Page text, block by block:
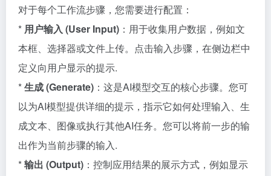
对于每个工作流步骤，您需要进行配置：
* 用户输入 (User Input) ：用于收集用户数据，例如文
本框、选择器或文件上传。点击输入步骤，在侧边栏中
定义向用户显示的提示.
*生成 (Generate) ：这是AI模型交互的核心步骤。您可
以为AI模型提供详细的提示，指示它如何处理输入、生
成文本、图像或执行其他AI任务。您可以将前一步的输
出作为当前步骤的输入.
*输出 (Output) ：控制应用结果的展示方式，例如显示